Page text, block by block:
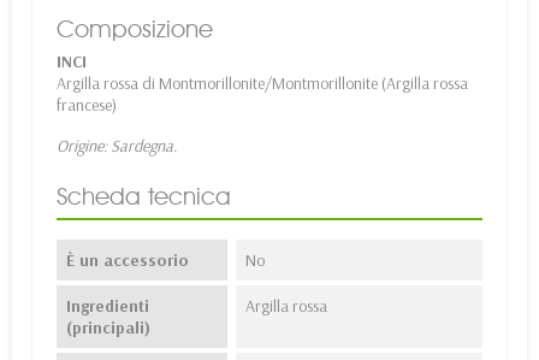
Composizione
INCI
Argilla rossa di Montmorillonite/Montmorillonite (Argilla rossa
francese)
Origine: Sardegna.
Scheda tecnica
È un accessorio No
Ingredienti
(principali)
Argilla rossa